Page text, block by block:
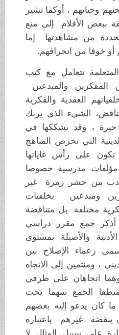
، أوكما تشير
ببعض الأفلام إلى منع
من مشاهدتها إما
من انحرافهم.
تتعامل مع كتب
والمبدعين
العقدية والفكرية
الشيء الذي يربك
، وقد يشككها في
التي تحرص المناهج
على رأس غاياتها
مؤلفات مدرسية خصوصا
من حشر زمرة غير
ومبدعين بخلفيات
مختلفة بل متناقضة
جمع مقرر دراسي
والأصيلة بمستوى
زعماء الإصلاح بين
، ومنتمين إلى الاتجاه
اتجاهان على طرفي
الجمع بينهما تحت
كان يدعو إليه بعضهم
غيرهم باعتباره
على سبيل المثال لا